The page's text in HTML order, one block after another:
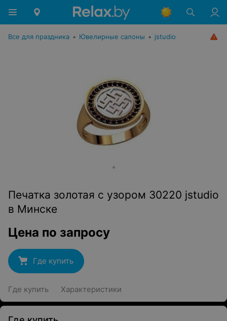
Все для праздника • Ювелирные салоны • jstudio
Печатка золотая с узором 30220 jstudio
в Минске
Цена по запросу
Где купить
Где купить Характеристики